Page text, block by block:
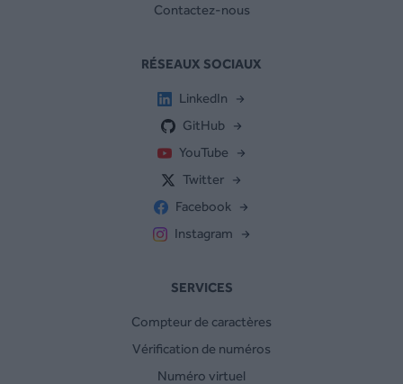
Contactez-nous
RÉSEAUX SOCIAUX
LinkedIn
GitHub
YouTube
Twitter
Facebook
Instagram
SERVICES
Compteur de caractères
Vérification de numéros
Numéro virtuel